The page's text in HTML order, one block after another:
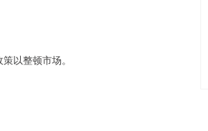
以整顿市场。